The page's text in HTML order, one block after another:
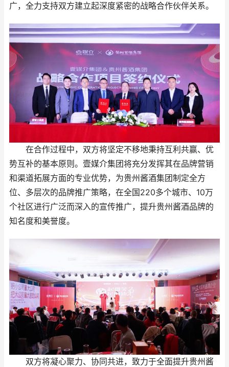
广，全力支持双方建立起深度紧密的战略合作伙伴关系。
在合作过程中，双方将坚定不移地秉持互利共赢、优
势互补的基本原则。壹媒介集团将充分发挥其在品牌营销
和渠道拓展方面的专业优势，为贵州酱酒集团制定全方
位、多层次的品牌推广策略，在全国220多个城市、10万
个社区进行广泛而深入的宣传推广，提升贵州酱酒品牌的
知名度和美誉度。
双方将凝心聚力、协同共进，致力于全面提升贵州酱